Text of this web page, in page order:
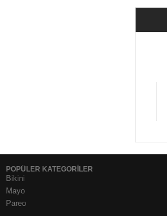
POPÜLER KATEGORİLER
Bikini
Mayo
Pareo